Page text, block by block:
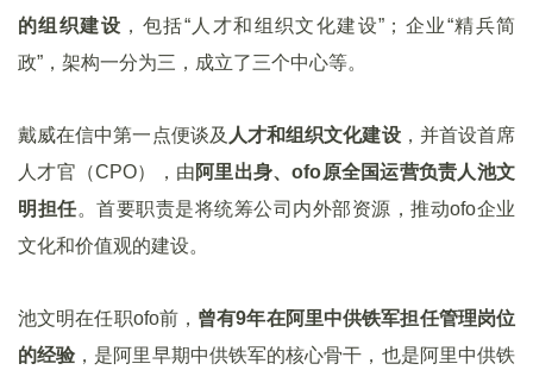
的组织建设 ，包括“人才和组织文化建设”；企业“精兵简
政”，架构一分为三，成立了三个中心等。
戴威在信中第一点便谈及 人才和组织文化建设，并首设首席
人才官（CPO），由阿里出身、ofo原全国运营负责人池文
明担任。首要职责是将统筹公司内外部资源，推动ofo企业
文化和价值观的建设。
池文明在任职ofo前， 曾有9年在阿里中供铁军担任管理岗位
的经验 ，是阿里早期中供铁军的核心骨干，也是阿里中供铁